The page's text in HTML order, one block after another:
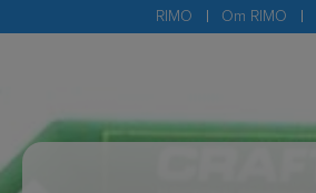
til
RIMO Om RIMO